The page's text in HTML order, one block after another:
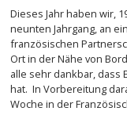
Dieses Jahr haben wir,
neunten Jahrgang, an
französischen
Ort in der Nähe von
alle sehr dankbar, dass
hat. In Vorbereitung
Woche in der